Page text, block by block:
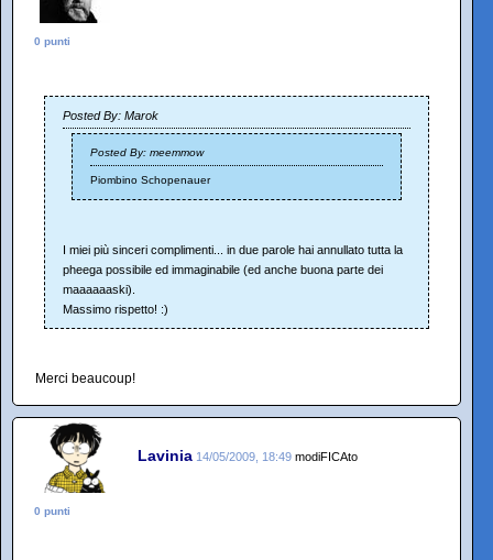
0 punti
Posted By: Marok
Posted By: meemmow
Piombino Schopenauer
I miei più sinceri complimenti... in due parole hai annullato tutta la
pheega possibile ed immaginabile (ed anche buona parte dei
maaaaaaski).
Massimo rispetto! :)
Merci beaucoup!
Lavinia 14/05/2009, 18:49 modiFICAto
0 punti